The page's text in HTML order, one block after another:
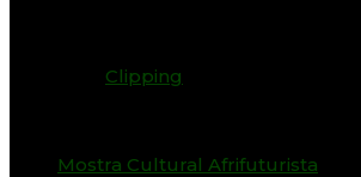
Clipping
Mostra Cultural Afrifuturista